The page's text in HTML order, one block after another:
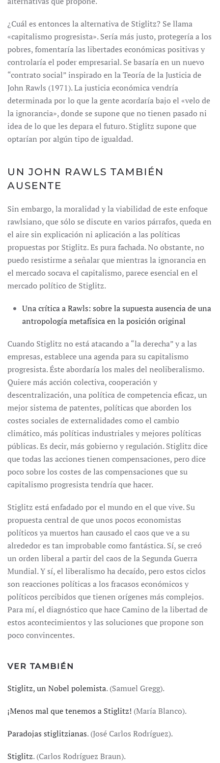
¿Cuál es entonces la alternativa de Stiglitz? Se llama
«capitalismo progresista». Sería más justo, protegería a los
pobres, fomentaría las libertades económicas positivas y
controlaría el poder empresarial. Se basaría en un nuevo
“contrato social” inspirado en la Teoría de la Justicia de
John Rawls (1971). La justicia económica vendría
determinada por lo que la gente acordaría bajo el «velo de
la ignorancia», donde se supone que no tienen pasado ni
idea de lo que les depara el futuro. Stiglitz supone que
optarían por algún tipo de igualdad.
UN JOHN RAWLS TAMBIÉN
AUSENTE
Sin embargo, la moralidad y la viabilidad de este enfoque
rawlsiano, que sólo se discute en varios párrafos, queda en
el aire sin explicación ni aplicación a las políticas
propuestas por Stiglitz. Es pura fachada. No obstante, no
puedo resistirme a señalar que mientras la ignorancia en
el mercado socava el capitalismo, parece esencial en el
mercado político de Stiglitz.
Una crítica a Rawls: sobre la supuesta ausencia de una
antropología metafísica en la posición original
Cuando Stiglitz no está atacando a “la derecha” y a las
empresas, establece una agenda para su capitalismo
progresista. Éste abordaría los males del neoliberalismo.
Quiere más acción colectiva, cooperación y
descentralización, una política de competencia eficaz, un
mejor sistema de patentes, políticas que aborden los
costes sociales de externalidades como el cambio
climático, más políticas industriales y mejores políticas
públicas. Es decir, más gobierno y regulación. Stiglitz dice
que todas las acciones tienen compensaciones, pero dice
poco sobre los costes de las compensaciones que su
capitalismo progresista tendría que hacer.
Stiglitz está enfadado por el mundo en el que vive. Su
propuesta central de que unos pocos economistas
políticos ya muertos han causado el caos que ve a su
alrededor es tan improbable como fantástica. Sí, se creó
un orden liberal a partir del caos de la Segunda Guerra
Mundial. Y sí, el liberalismo ha decaído, pero estos ciclos
son reacciones políticas a los fracasos económicos y
políticos percibidos que tienen orígenes más complejos.
Para mí, el diagnóstico que hace Camino de la libertad de
estos acontecimientos y las soluciones que propone son
poco convincentes.
VER TAMBIÉN
Stiglitz, un Nobel polemista. (Samuel Gregg).
¡Menos mal que tenemos a Stiglitz! (María Blanco).
Paradojas stiglitzianas. (José Carlos Rodríguez).
Stiglitz. (Carlos Rodríguez Braun).